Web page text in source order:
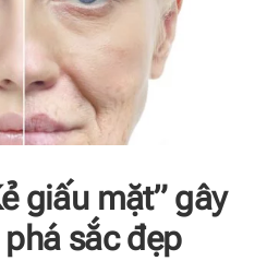
giấu mặt” gây
sắc đẹp